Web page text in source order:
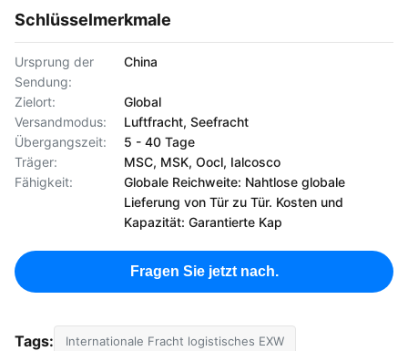
Schlüsselmerkmale
Ursprung der
Sendung:
China
Zielort:
Global
Versandmodus:
Luftfracht, Seefracht
Übergangszeit:
5 - 40 Tage
Träger:
MSC, MSK, Oocl, Ialcosco
Fähigkeit:
Globale Reichweite: Nahtlose globale
Lieferung von Tür zu Tür. Kosten und
Kapazität: Garantierte Kap
Fragen Sie jetzt nach.
Tags: Internationale Fracht logistisches EXW